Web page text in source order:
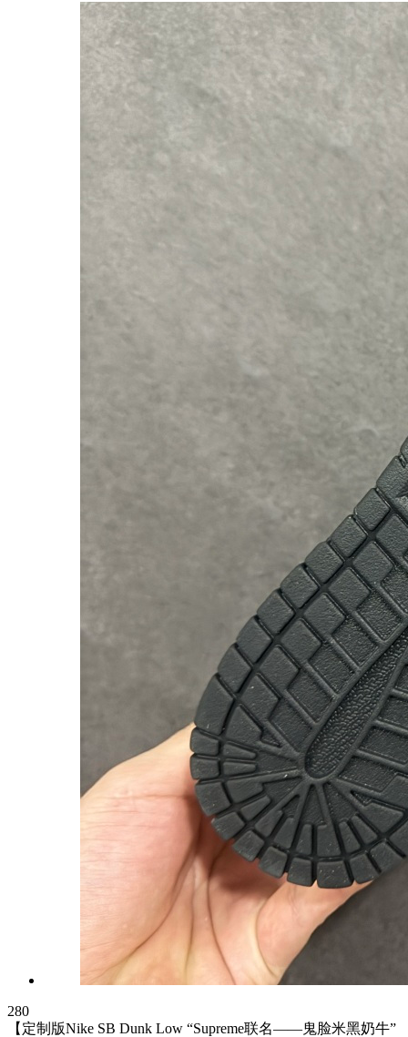
280
【定制版Nike SB Dunk Low “Supreme联名——鬼脸米黑奶牛”